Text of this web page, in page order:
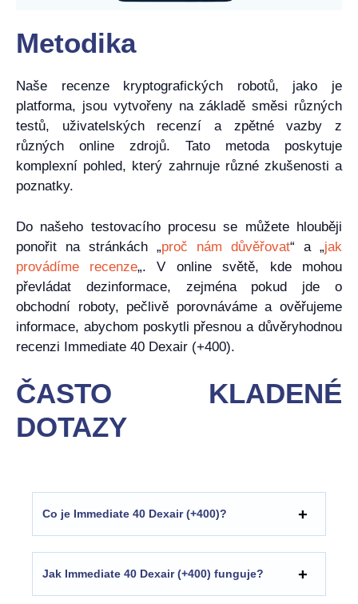
Metodika
Naše recenze kryptografických robotů, jako je
platforma, jsou vytvořeny na základě směsi různých
testů, uživatelských recenzí a zpětné vazby z
různých online zdrojů. Tato metoda poskytuje
komplexní pohled, který zahrnuje různé zkušenosti a
poznatky.
Do našeho testovacího procesu se můžete hlouběji
ponořit na stránkách „proč nám důvěřovat“ a „jak
provádíme recenze„. V online světě, kde mohou
převládat dezinformace, zejména pokud jde o
obchodní roboty, pečlivě porovnáváme a ověřujeme
informace, abychom poskytli přesnou a důvěryhodnou
recenzi Immediate 40 Dexair (+400).
ČASTO KLADENÉ
DOTAZY
Co je Immediate 40 Dexair (+400)?
Jak Immediate 40 Dexair (+400) funguje?